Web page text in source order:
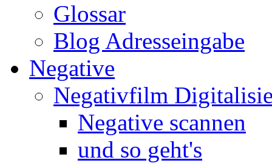
Glossar
Blog Adresseingabe
Negative
Negativfilm
Negative scannen
und so geht's